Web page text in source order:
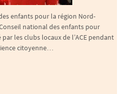
enfants pour la région Nord-
national des enfants pour
les clubs locaux de l’ACE pendant
citoyenne…